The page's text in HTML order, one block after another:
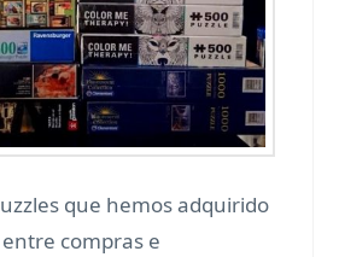
que hemos adquirido
compras e